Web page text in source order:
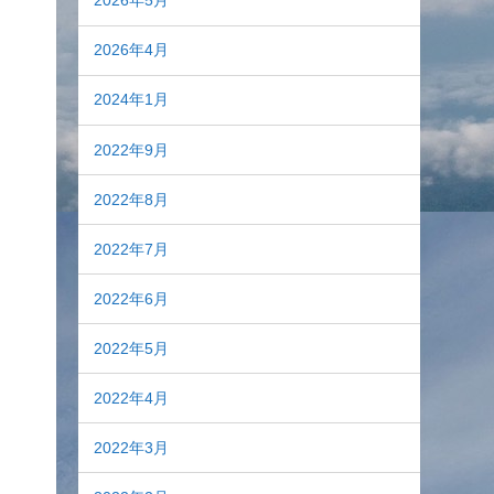
2026年4月
2024年1月
2022年9月
2022年8月
2022年7月
2022年6月
2022年5月
2022年4月
2022年3月